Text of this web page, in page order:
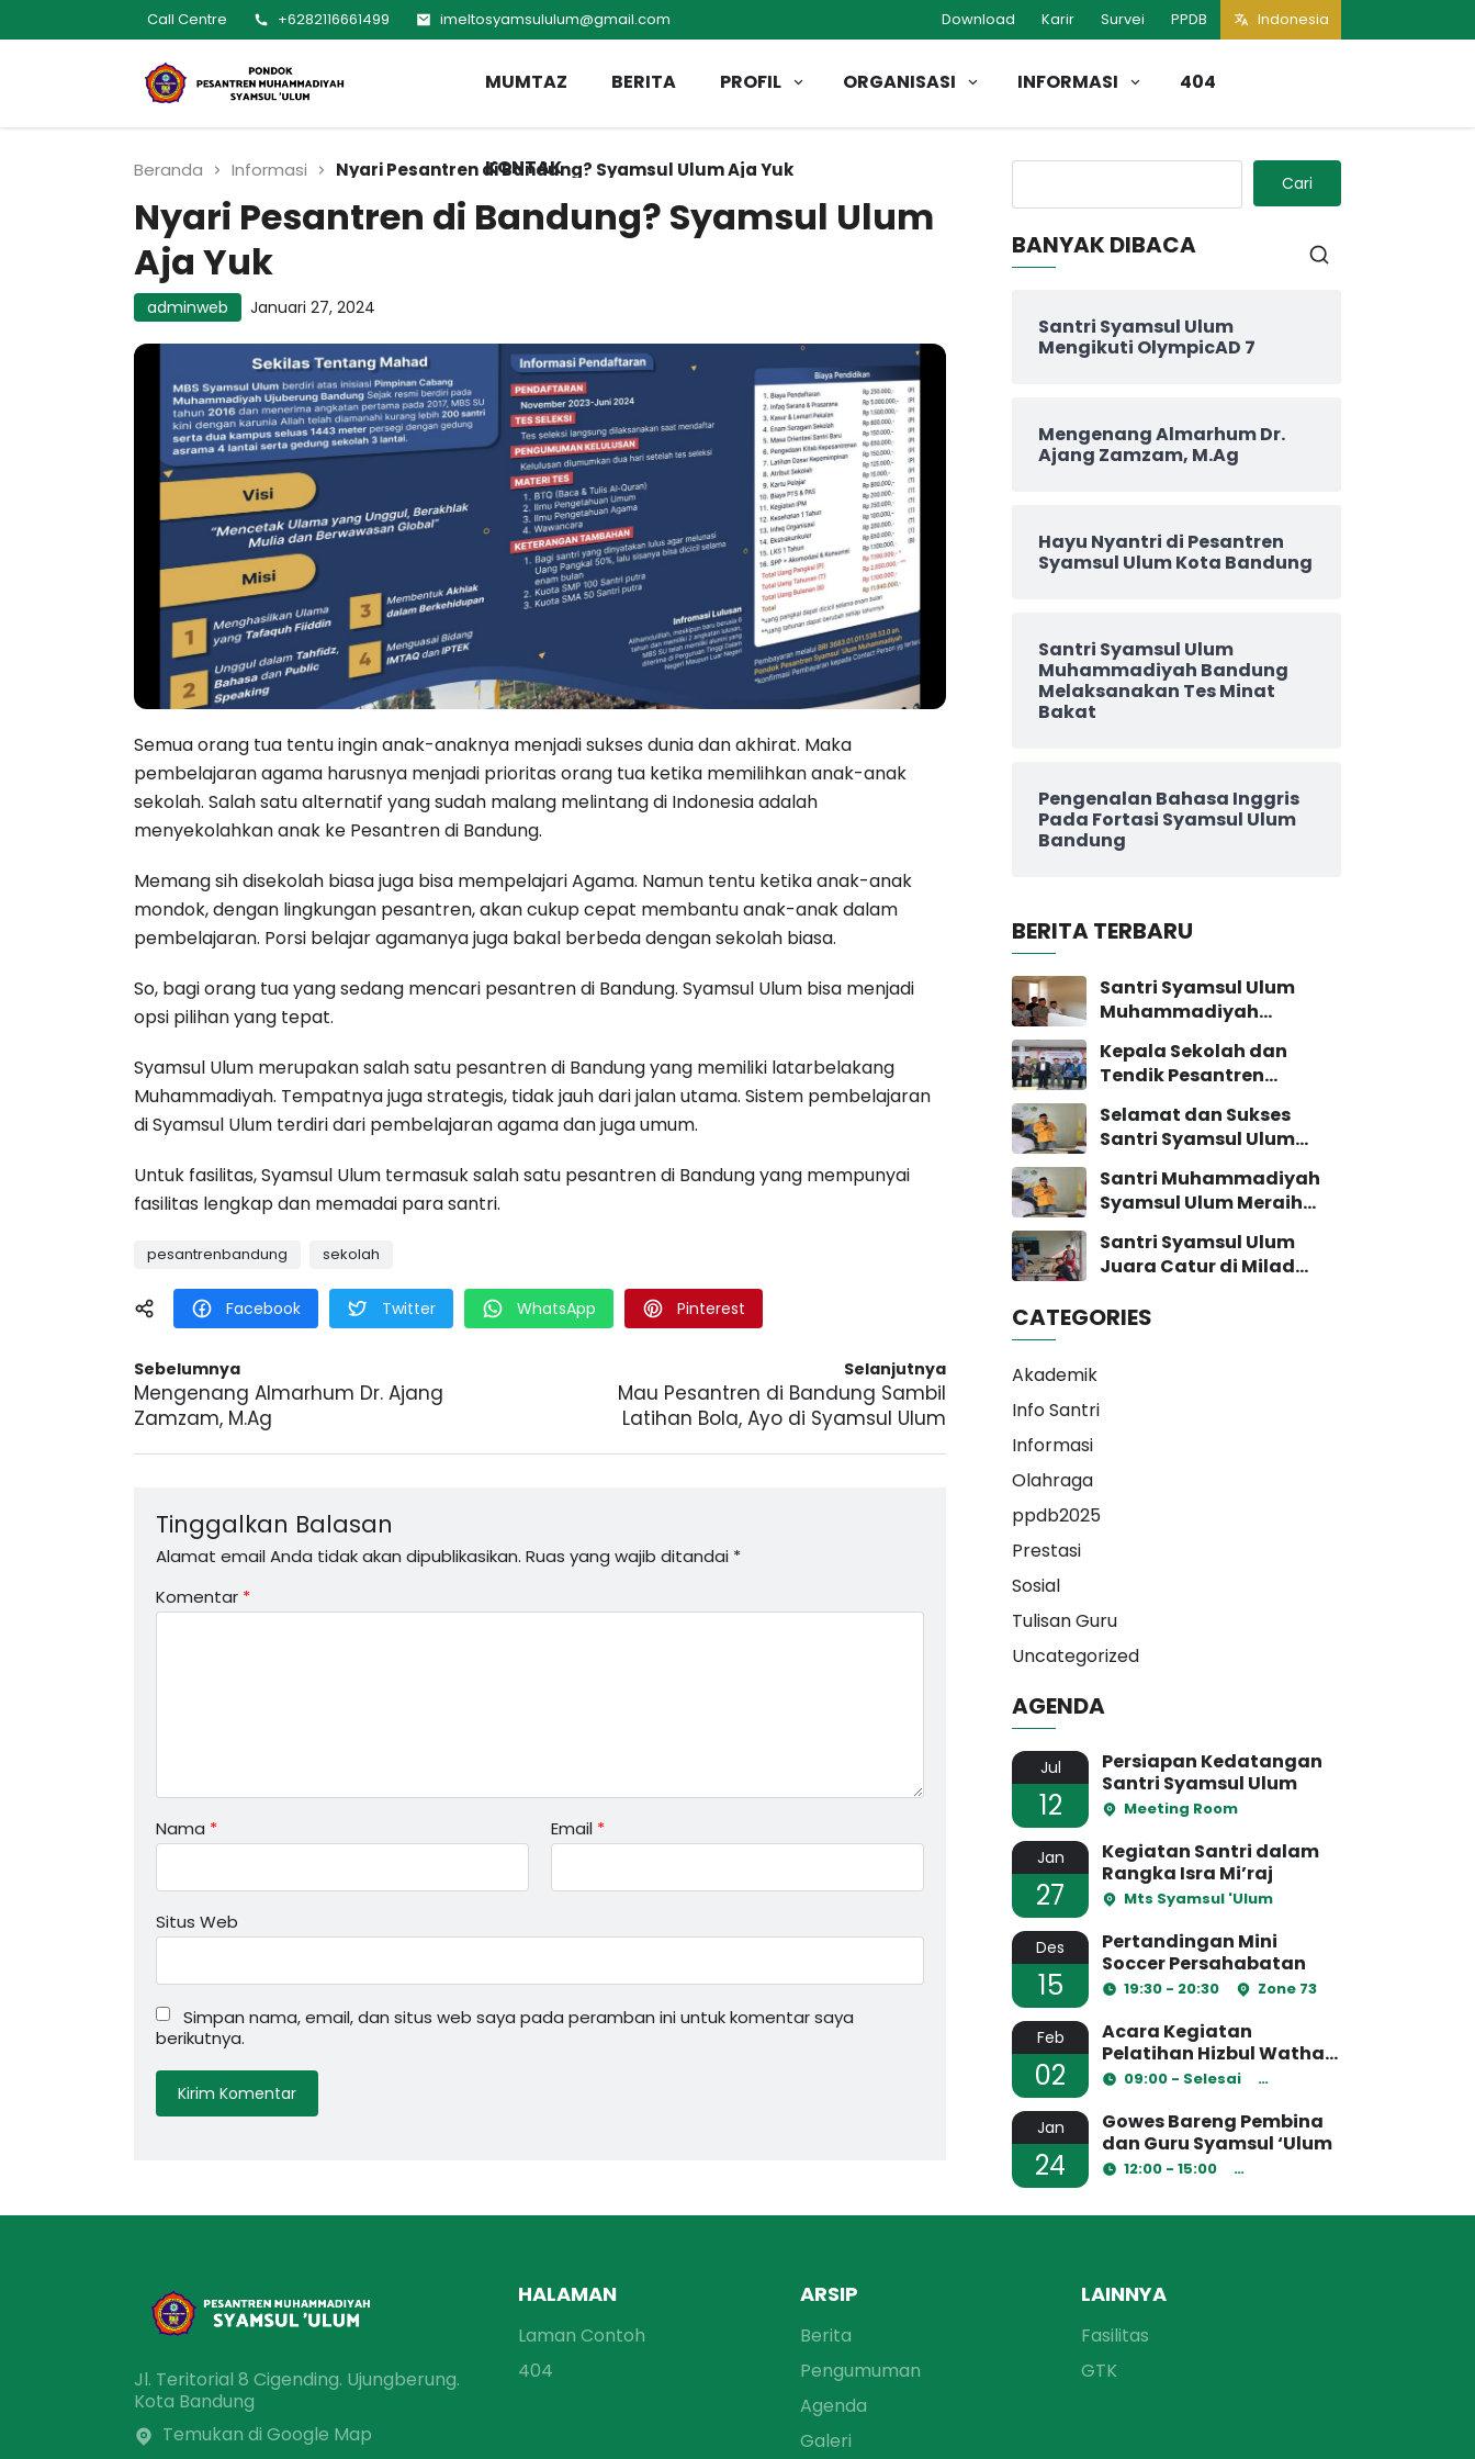
Call Centre +6282116661499 imeltosyamsululum@gmail.com Download Karir Survei PPDB Indonesia
Pesantren Syamsul
Ulum
MUMTAZ BERITA PROFIL ORGANISASI INFORMASI 404
KONTAK
Beranda Informasi Nyari Pesantren di Bandung? Syamsul Ulum Aja Yuk
Nyari Pesantren di Bandung? Syamsul Ulum
Aja Yuk
adminweb Januari 27, 2024
Semua orang tua tentu ingin anak-anaknya menjadi sukses dunia dan akhirat. Maka
pembelajaran agama harusnya menjadi prioritas orang tua ketika memilihkan anak-anak
sekolah. Salah satu alternatif yang sudah malang melintang di Indonesia adalah
menyekolahkan anak ke Pesantren di Bandung.
Memang sih disekolah biasa juga bisa mempelajari Agama. Namun tentu ketika anak-anak
mondok, dengan lingkungan pesantren, akan cukup cepat membantu anak-anak dalam
pembelajaran. Porsi belajar agamanya juga bakal berbeda dengan sekolah biasa.
So, bagi orang tua yang sedang mencari pesantren di Bandung. Syamsul Ulum bisa menjadi
opsi pilihan yang tepat.
Syamsul Ulum merupakan salah satu pesantren di Bandung yang memiliki latarbelakang
Muhammadiyah. Tempatnya juga strategis, tidak jauh dari jalan utama. Sistem pembelajaran
di Syamsul Ulum terdiri dari pembelajaran agama dan juga umum.
Untuk fasilitas, Syamsul Ulum termasuk salah satu pesantren di Bandung yang mempunyai
fasilitas lengkap dan memadai para santri.
pesantrenbandung sekolah
Facebook Twitter WhatsApp Pinterest
Sebelumnya
Mengenang Almarhum Dr. Ajang
Zamzam, M.Ag
Selanjutnya
Mau Pesantren di Bandung Sambil
Latihan Bola, Ayo di Syamsul Ulum
Tinggalkan Balasan
Alamat email Anda tidak akan dipublikasikan. Ruas yang wajib ditandai *
Komentar *
Nama * Email *
Situs Web
Simpan nama, email, dan situs web saya pada peramban ini untuk komentar saya
berikutnya.
Cari
BANYAK DIBACA
Santri Syamsul Ulum
Mengikuti OlympicAD 7
Mengenang Almarhum Dr.
Ajang Zamzam, M.Ag
Hayu Nyantri di Pesantren
Syamsul Ulum Kota Bandung
Santri Syamsul Ulum
Muhammadiyah Bandung
Melaksanakan Tes Minat
Bakat
Pengenalan Bahasa Inggris
Pada Fortasi Syamsul Ulum
Bandung
BERITA TERBARU
Santri Syamsul Ulum
Muhammadiyah
Tes Minat Bakat
Kepala Sekolah dan
Tendik Pesantren
Acara IHT
Pengembangan Sekolah
Selamat dan Sukses
Santri Syamsul Ulum
Tinggi
Santri Muhammadiyah
Syamsul Ulum Meraih
Muhammadiyah
Yogyakarta
Santri Syamsul Ulum
Juara Catur di Milad
CATEGORIES
Akademik
Info Santri
Informasi
Olahraga
ppdb2025
Prestasi
Sosial
Tulisan Guru
Uncategorized
AGENDA
Jul
12
Persiapan Kedatangan
Santri Syamsul Ulum
Meeting Room
Jan
27
Kegiatan Santri dalam
Rangka Isra Mi’raj
Mts Syamsul 'Ulum
Des
15
Pertandingan Mini
Soccer Persahabatan
19:30 - 20:30 Zone 73
Feb
02
Acara Kegiatan
Pelatihan Hizbul Wathan
202309:00 - Selesai
Jan
24
Gowes Bareng Pembina
dan Guru Syamsul ‘Ulum
12:00 - 15:00
Jl. Teritorial 8 Cigending. Ujungberung.
Kota Bandung
Temukan di Google Map
HALAMAN
Laman Contoh
404
ARSIP
Berita
Pengumuman
Agenda
Galeri
LAINNYA
Fasilitas
GTK